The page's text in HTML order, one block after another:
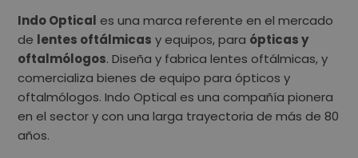
Indo Optical es una marca referente en el mercado
de lentes oftálmicas y equipos, para ópticas y
oftalmólogos. Diseña y fabrica lentes oftálmicas, y
comercializa bienes de equipo para ópticos y
oftalmólogos. Indo Optical es una compañía pionera
en el sector y con una larga trayectoria de más de 80
años.